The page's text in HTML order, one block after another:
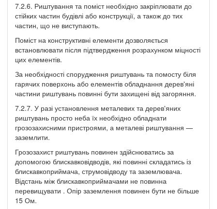
7.2.6. Риштування та поміст необхідно закріплювати до
стійких частин будівлі або конструкції, а також до тих
частин, що не виступають.
Поміст на конструктивні елементи дозволяється
встановлювати після підтвердження розрахунком міцності
цих елементів.
За необхідності спорудження риштувань та помосту біля
гарячих поверхонь або елементів обладнання дерев'яні
частини риштувань повинні бути захищені від загоряння.
7.2.7. У разі установлення металевих та дерев'яних
риштувань просто неба їх необхідно обладнати
грозозахисними пристроями, а металеві риштування —
заземлити.
Грозозахист риштувань повинен здійснюватись за
допомогою блискавковідводів, які повинні складатись із
блискавкоприймача, струмовідводу та заземлювача.
Відстань між блискавкоприймачами не повинна
перевищувати . Опір заземлення повинен бути не більше
15 Ом.